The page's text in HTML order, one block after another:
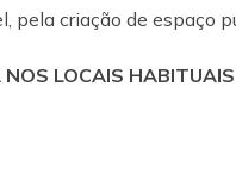
pela criação de espaço
LOCAIS HABITUAIS